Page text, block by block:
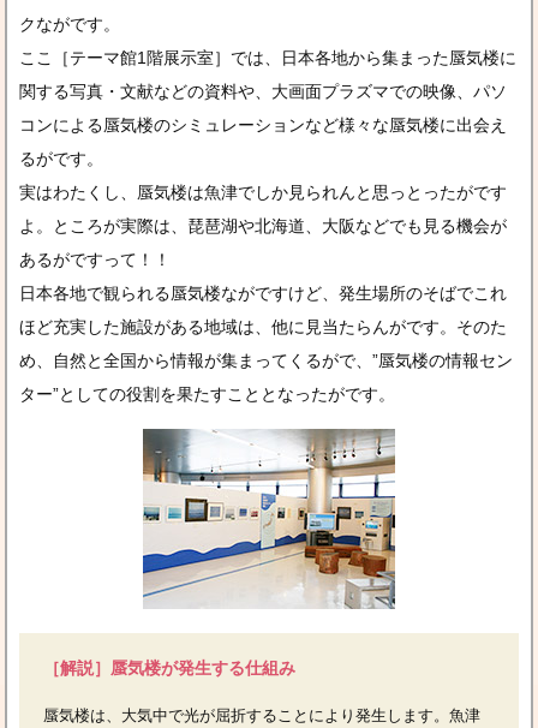
クながです。
ここ［テーマ館1階展示室］では、日本各地から集まった蜃気楼に
関する写真・文献などの資料や、大画面プラズマでの映像、パソ
コンによる蜃気楼のシミュレーションなど様々な蜃気楼に出会え
るがです。
実はわたくし、蜃気楼は魚津でしか見られんと思っとったがです
よ。ところが実際は、琵琶湖や北海道、大阪などでも見る機会が
あるがですって！！
日本各地で観られる蜃気楼ながですけど、発生場所のそばでこれ
ほど充実した施設がある地域は、他に見当たらんがです。そのた
め、自然と全国から情報が集まってくるがで、”蜃気楼の情報セン
ター”としての役割を果たすこととなったがです。
［解説］蜃気楼が発生する仕組み
蜃気楼は、大気中で光が屈折することにより発生します。魚津